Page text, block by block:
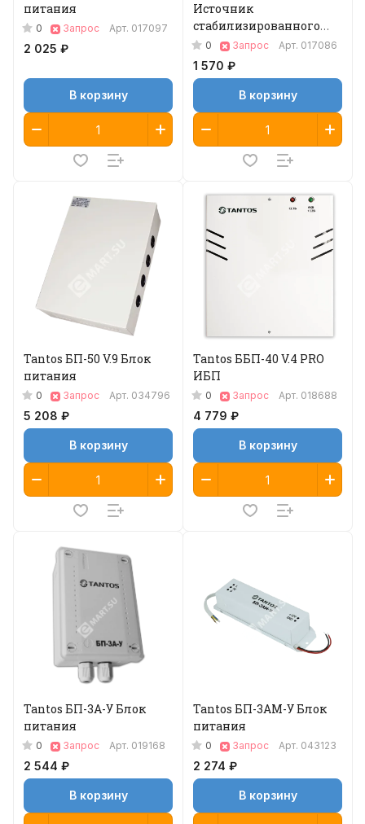
питания
0 Запрос Арт. 017097
2 025 ₽
В корзину
Источник
стабилизированного
питания
0 Запрос Арт. 017086
1 570 ₽
В корзину
Tantos БП-50 V.9 Блок
питания
0 Запрос Арт. 034796
5 208 ₽
В корзину
Tantos ББП-40 V.4 PRO
ИБП
0 Запрос Арт. 018688
4 779 ₽
В корзину
Tantos БП-3А-У Блок
питания
0 Запрос Арт. 019168
2 544 ₽
В корзину
Tantos БП-3АМ-У Блок
питания
0 Запрос Арт. 043123
2 274 ₽
В корзину